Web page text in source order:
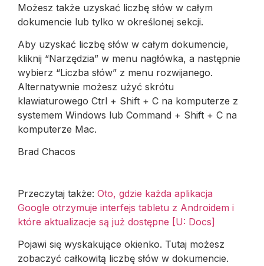
Możesz także uzyskać liczbę słów w całym
dokumencie lub tylko w określonej sekcji.
Aby uzyskać liczbę słów w całym dokumencie,
kliknij “Narzędzia” w menu nagłówka, a następnie
wybierz “Liczba słów” z menu rozwijanego.
Alternatywnie możesz użyć skrótu
klawiaturowego Ctrl + Shift + C na komputerze z
systemem Windows lub Command + Shift + C na
komputerze Mac.
Brad Chacos
Przeczytaj także: Oto, gdzie każda aplikacja
Google otrzymuje interfejs tabletu z Androidem i
które aktualizacje są już dostępne [U: Docs]
Pojawi się wyskakujące okienko. Tutaj możesz
zobaczyć całkowitą liczbę słów w dokumencie.